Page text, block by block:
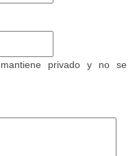
privado y no se